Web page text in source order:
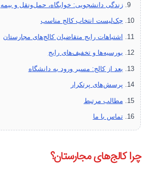
زندگی دانشجویی: خوابگاه، حمل‌ونقل و بیمه
چک‌لیست انتخاب کالج مناسب
اشتباهات رایج متقاضیان کالج‌های مجارستان
بورسیه‌ها و تخفیف‌های رایج
بعد از کالج: مسیر ورود به دانشگاه
پرسش‌های پرتکرار
مطالب مرتبط
تماس با ما
چرا کالج‌های مجارستان؟